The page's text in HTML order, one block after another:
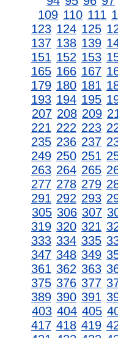
109 110 111
123 124 125
137 138 139
151 152 153
165 166 167
179 180 181
193 194 195
207 208 209
221 222 223
235 236 237
249 250 251
263 264 265
277 278 279
291 292 293
305 306 307
319 320 321
333 334 335
347 348 349
361 362 363
375 376 377
389 390 391
403 404 405
417 418 419